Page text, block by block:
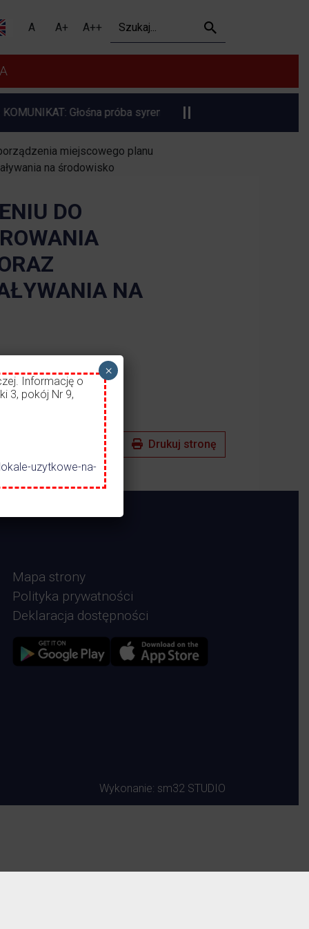
do
A A+ A++ Szukaj
Głośna próba syren alarmowych
miejscowego planu
na środowisko
DO
NA
Drukuj stronę
Mapa strony
Polityka prywatności
Deklaracja dostępności
Wykonanie: sm32 STUDIO
Informację o
3, pokój Nr 9,
uzytkowe-na-
×